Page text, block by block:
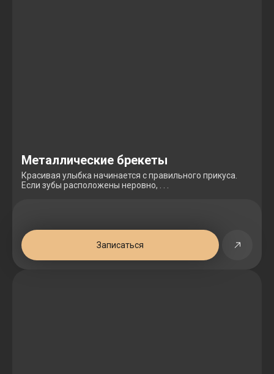
Металлические брекеты
Красивая улыбка начинается с правильного прикуса.
Если зубы расположены неровно, . . .
Записаться